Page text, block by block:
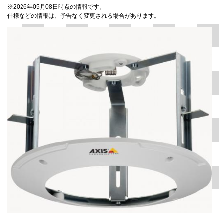
※2026年05月08日時点の情報です。
仕様などの情報は、予告なく変更される場合があります。